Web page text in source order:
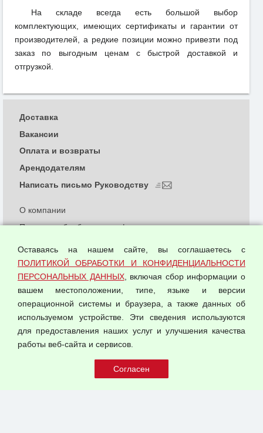
На складе всегда есть большой выбор
комплектующих, имеющих сертификаты и гарантии от
производителей, а редкие позиции можно привезти под
заказ по выгодным ценам с быстрой доставкой и
отгрузкой.
© 2026 ООО "Феникс"
О компании
Политика обработки и конфиденциальности
Согласием на обработку персональных данных
Оферта оптовой купли-продажи
Публичная оферта
Доставка
Вакансии
Оплата и возвраты
Арендодателям
Написать письмо Руководству
Оставаясь на нашем сайте, вы соглашаетесь с
ПОЛИТИКОЙ ОБРАБОТКИ И КОНФИДЕНЦИАЛЬНОСТИ
ПЕРСОНАЛЬНЫХ ДАННЫХ, включая сбор информации о
вашем местоположении, типе, языке и версии
операционной системы и браузера, а также данных об
используемом устройстве. Эти сведения используются
для предоставления наших услуг и улучшения качества
работы веб-сайта и сервисов.